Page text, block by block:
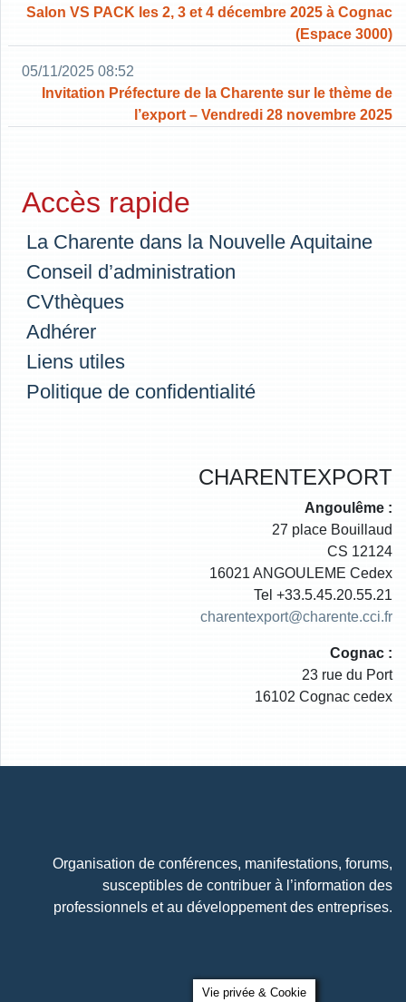
Salon VS PACK les 2, 3 et 4 décembre 2025 à Cognac
(Espace 3000)
05/11/2025 08:52
Invitation Préfecture de la Charente sur le thème de
l’export – Vendredi 28 novembre 2025
Accès rapide
La Charente dans la Nouvelle Aquitaine
Conseil d’administration
CVthèques
Adhérer
Liens utiles
Politique de confidentialité
CHARENTEXPORT
Angoulême :
27 place Bouillaud
CS 12124
16021 ANGOULEME Cedex
Tel +33.5.45.20.55.21
charentexport@charente.cci.fr
Cognac :
23 rue du Port
16102 Cognac cedex
Organisation de conférences, manifestations, forums,
susceptibles de contribuer à l’information des
professionnels et au développement des entreprises.
Vie privée & Cookie